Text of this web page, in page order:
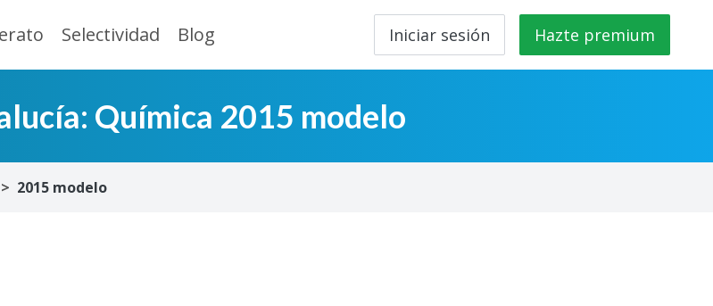
Selectividad Blog Iniciar sesión Hazte premium
Química 2015 modelo
2015 modelo